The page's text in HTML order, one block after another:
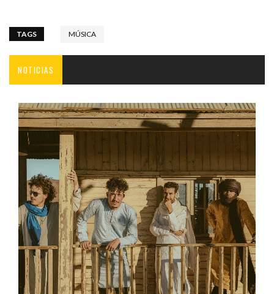
TAGS MÚSICA
NOTICIAS